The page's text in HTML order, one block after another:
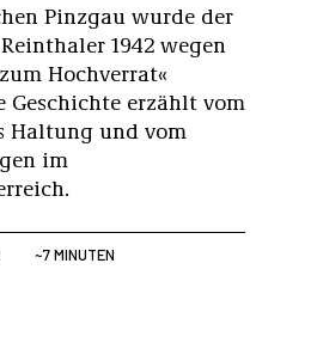
Pinzgau wurde der
1942 wegen
Hochverrat«
Geschichte erzählt vom
Haltung und vom
im
~7 MINUTEN